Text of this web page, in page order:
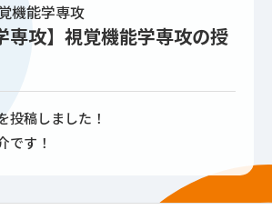
機能学専攻
専攻】視覚機能学専攻の授
投稿しました！
です！